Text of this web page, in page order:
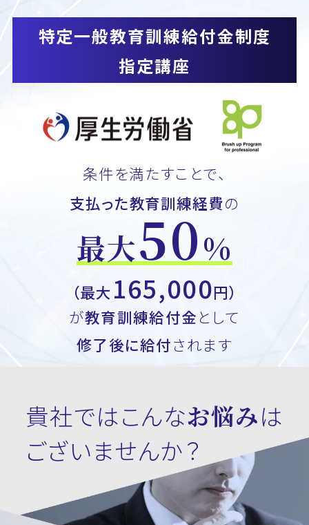
特定一般教育訓練給付金制度
指定講座
条件を満たすことで、
支払った教育訓練経費の
最大50%
（最大 165,000円）
が教育訓練給付金として
修了後に給付されます
貴社ではこんなお悩みは
ございませんか？